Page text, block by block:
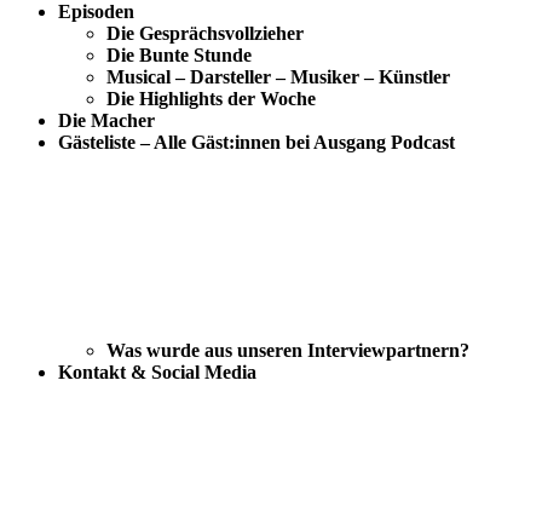
Episoden
Die Gesprächsvollzieher
Die Bunte Stunde
Musical – Darsteller – Musiker – Künstler
Die Highlights der Woche
Die Macher
Gästeliste – Alle Gäst:innen bei Ausgang Podcast
Was wurde aus unseren Interviewpartnern?
Kontakt & Social Media